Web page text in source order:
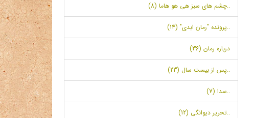
..چشم های سبز هی هو هاما (8)
..پرونده "رمان ابدی" (14)
درباره رمان (36)
..پس از بیست سال (23)
..سدا (7)
..تحریر دیوانگی (12)